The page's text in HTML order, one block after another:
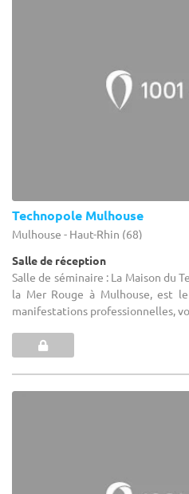
Technopole Mulhouse
Mulhouse - Haut-Rhin (68)
Salle de réception
Salle de séminaire : La Maison du
la Mer Rouge à Mulhouse, est
manifestations professionnelles,